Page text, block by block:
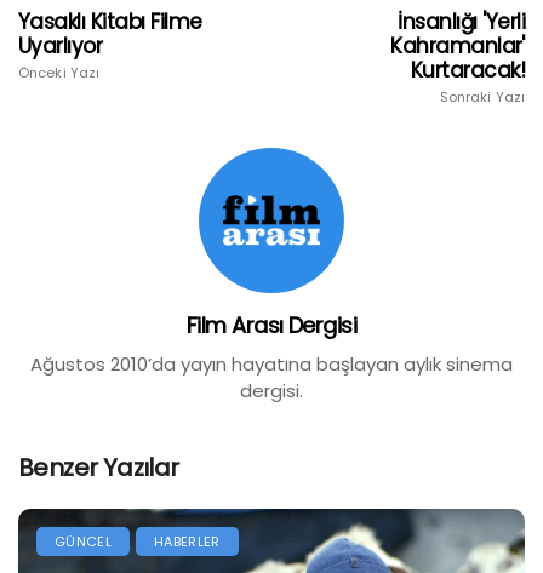
Yasaklı Kitabı Filme
Uyarlıyor
Önceki Yazı
İnsanlığı 'Yerli
Kahramanlar'
Kurtaracak!
Sonraki Yazı
Film Arası Dergisi
Ağustos 2010’da yayın hayatına başlayan aylık sinema
dergisi.
Benzer Yazılar
GÜNCEL HABERLER